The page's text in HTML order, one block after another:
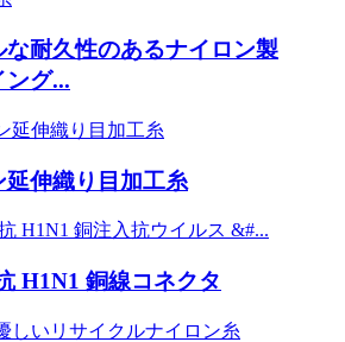
な耐久性のあるナイロン製
ング...
延伸織り目加工糸
H1N1 銅線コネクタ